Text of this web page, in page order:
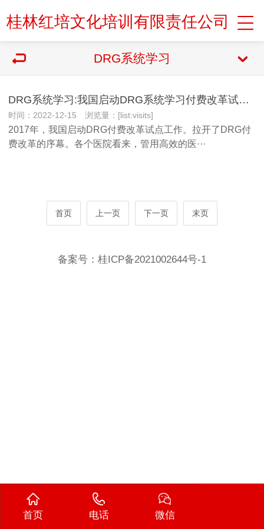
桂林红培文化培训有限责任公司
DRG系统学习
DRG系统学习:我国启动DRG系统学习付费改革试点工作
时间：2022-12-15 浏览量：[list:visits]
2017年，我国启动DRG付费改革试点工作。拉开了DRG付
费改革的序幕。各个医院看来，管用高效的医···
首页 上一页 下一页 末页
备案号： 桂ICP备2021002644号-1
首页 电话 微信